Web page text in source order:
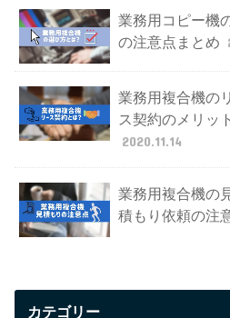
業務用コピー機
の注意点まとめ
業務用複合機の
ス契約のメリッ
2020.11.14
業務用複合機の
積もり依頼の注
カテゴリー